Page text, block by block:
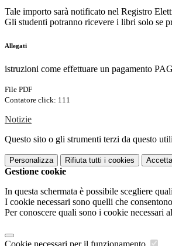
Tale importo sarà notificato nel Registro
Gli studenti potranno ricevere i libri solo se
Allegati
istruzioni come effettuare un pagamento
File PDF
Contatore click: 111
Notizie
Questo sito o gli strumenti terzi da questo
Personalizza Rifiuta tutti i cookies
Gestione cookie
In questa schermata è possibile scegliere
I cookie necessari sono quelli che
Per conoscere quali sono i cookie necessari